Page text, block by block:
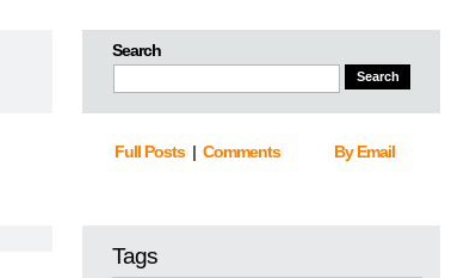
Search
Full Posts| Comments By Email
Tags